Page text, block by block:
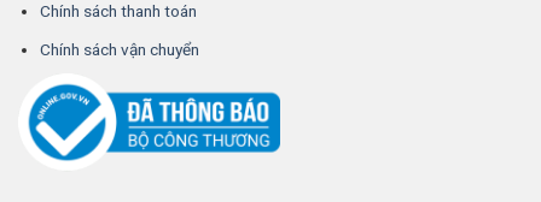
Chính sách thanh toán
Chính sách vận chuyển